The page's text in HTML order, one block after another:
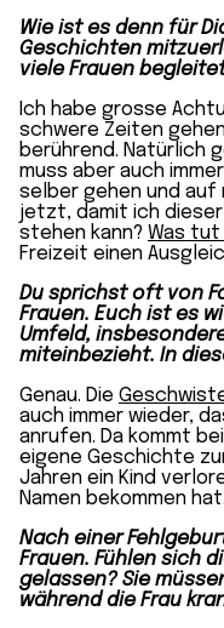
Wie ist es denn für
Geschichten
viele Frauen
Ich habe grosse
schwere Zeiten
berührend. Natürlich
muss aber auch
selber gehen und auf
jetzt, damit ich dieser
stehen kann? Was tut
Freizeit einen
Du sprichst oft von
Frauen. Euch ist es
Umfeld,
miteinbezieht. In
Genau. Die
auch immer wieder,
anrufen. Da kommt
eigene Geschichte
Jahren ein Kind
Namen bekommen hat.
Nach einer
Frauen. Fühlen sich
gelassen? Sie
während die Frau